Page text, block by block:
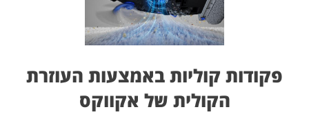
פקודות קוליות באמצעות העוזרת
הקולית של אקווקס